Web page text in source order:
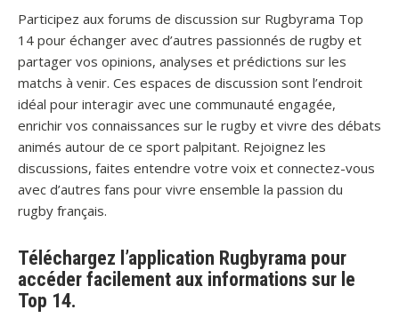
Participez aux forums de discussion sur Rugbyrama Top
14 pour échanger avec d’autres passionnés de rugby et
partager vos opinions, analyses et prédictions sur les
matchs à venir. Ces espaces de discussion sont l’endroit
idéal pour interagir avec une communauté engagée,
enrichir vos connaissances sur le rugby et vivre des débats
animés autour de ce sport palpitant. Rejoignez les
discussions, faites entendre votre voix et connectez-vous
avec d’autres fans pour vivre ensemble la passion du
rugby français.
Téléchargez l’application Rugbyrama pour
accéder facilement aux informations sur le
Top 14.